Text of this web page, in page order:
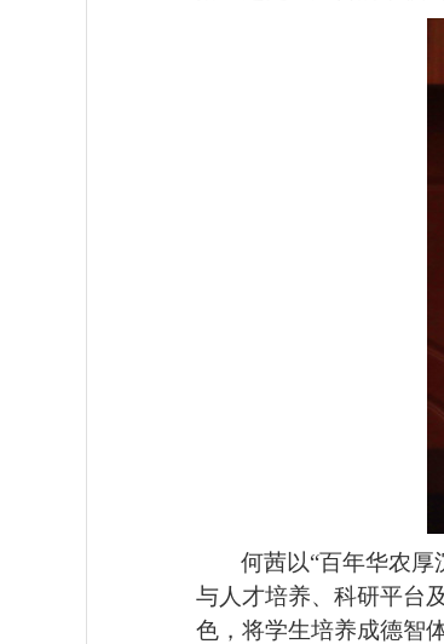
何茜以“百年华农
与人才培养、科研平台
色，将学生培养成德智